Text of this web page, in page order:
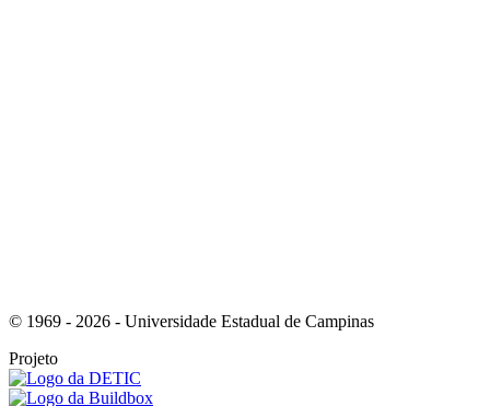
© 1969 - 2026 - Universidade Estadual de Campinas
Projeto